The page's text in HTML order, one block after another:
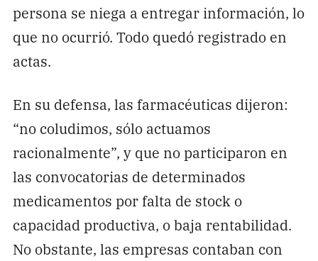
persona se niega a entregar información, lo
que no ocurrió. Todo quedó registrado en
actas.
En su defensa, las farmacéuticas dijeron:
“no coludimos, sólo actuamos
racionalmente”, y que no participaron en
las convocatorias de determinados
medicamentos por falta de stock o
capacidad productiva, o baja rentabilidad.
No obstante, las empresas contaban con